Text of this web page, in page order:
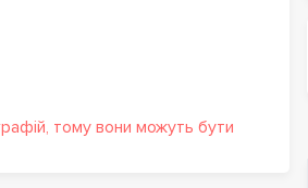
тому вони можуть бути